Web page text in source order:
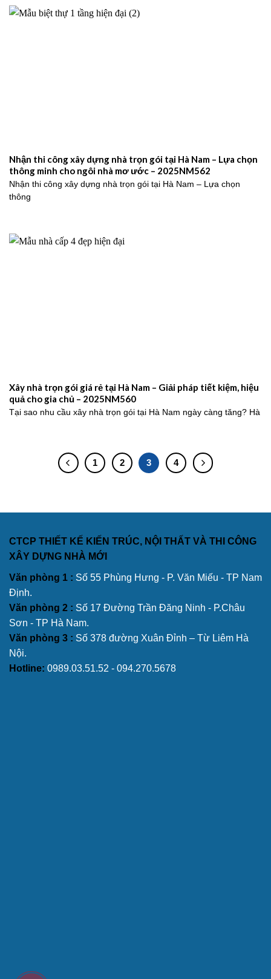
Nhận thi công xây dựng nhà trọn gói tại Hà Nam – Lựa chọn
thông minh cho ngôi nhà mơ ước – 2025NM562
Nhận thi công xây dựng nhà trọn gói tại Hà Nam – Lựa chọn
thông
Xây nhà trọn gói giá rẻ tại Hà Nam – Giải pháp tiết kiệm, hiệu
quả cho gia chủ – 2025NM560
Tại sao nhu cầu xây nhà trọn gói tại Hà Nam ngày càng tăng? Hà
1 2 3 4
CTCP THIẾT KẾ KIẾN TRÚC, NỘI THẤT VÀ THI CÔNG
XÂY DỰNG NHÀ MỚI
Văn phòng 1 : Số 55 Phùng Hưng - P. Văn Miếu - TP Nam
Định.
Văn phòng 2 : Số 17 Đường Trần Đăng Ninh - P.Châu
Sơn - TP Hà Nam.
Văn phòng 3 : Số 378 đường Xuân Đỉnh – Từ Liêm Hà
Nội.
Hotline: 0989.03.51.52 - 094.270.5678